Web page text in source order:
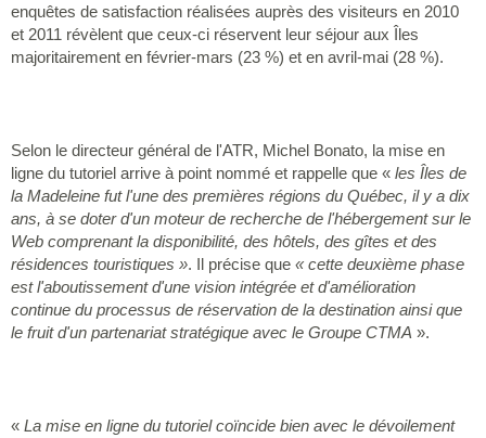
enquêtes de satisfaction réalisées auprès des visiteurs en 2010
et 2011 révèlent que ceux-ci réservent leur séjour aux Îles
majoritairement en février-mars (23 %) et en avril-mai (28 %).
Selon le directeur général de l'ATR, Michel Bonato, la mise en
ligne du tutoriel arrive à point nommé et rappelle que « les Îles de
la Madeleine fut l'une des premières régions du Québec, il y a dix
ans, à se doter d'un moteur de recherche de l'hébergement sur le
Web comprenant la disponibilité, des hôtels, des gîtes et des
résidences touristiques ». Il précise que « cette deuxième phase
est l'aboutissement d'une vision intégrée et d'amélioration
continue du processus de réservation de la destination ainsi que
le fruit d'un partenariat stratégique avec le Groupe CTMA ».
« La mise en ligne du tutoriel coïncide bien avec le dévoilement